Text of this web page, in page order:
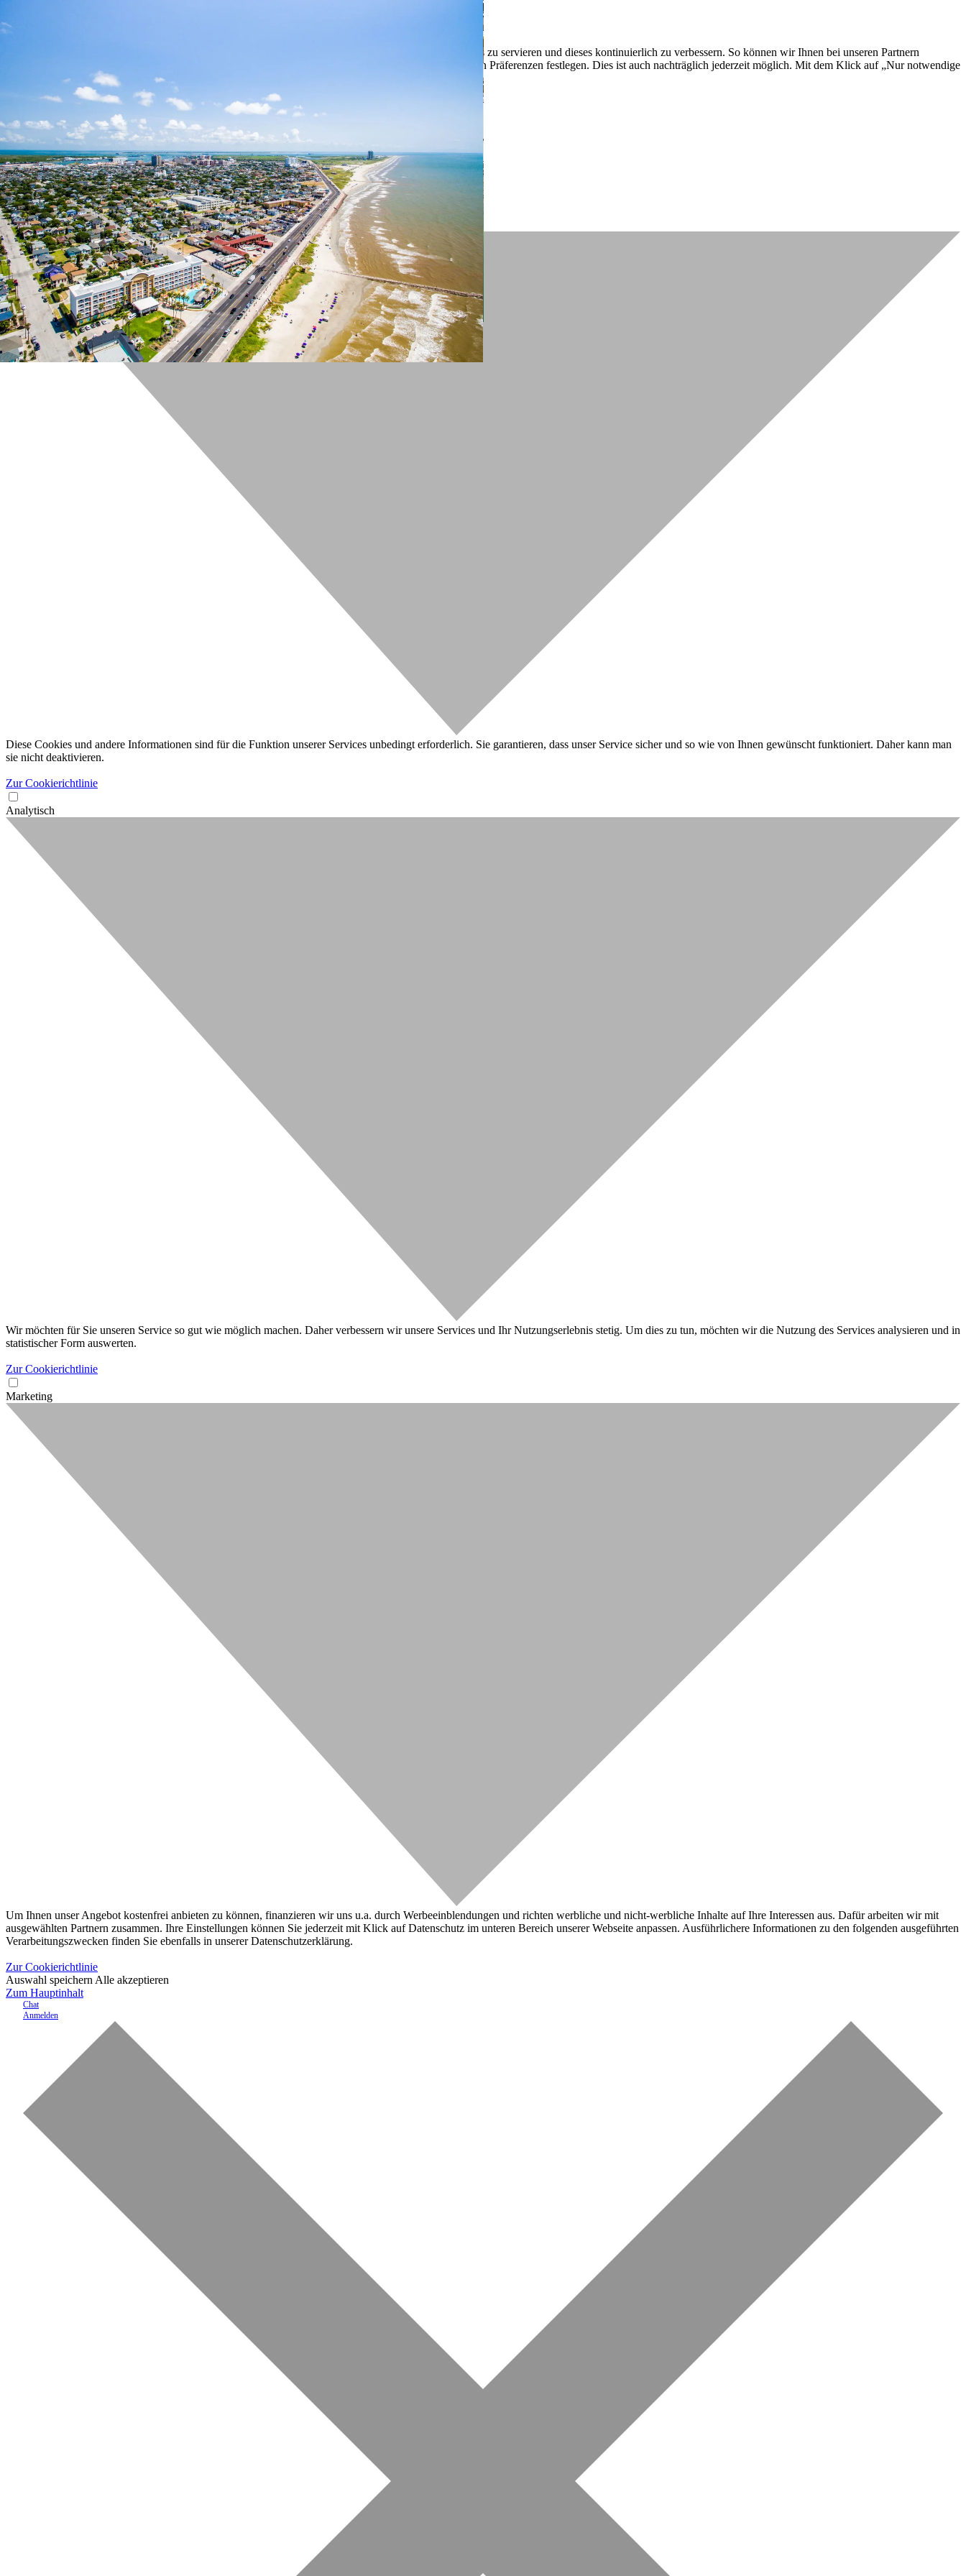
Mit dem Klick auf „geht klar” ermöglichen Sie uns Ihnen über Cookies ein verbessertes Nutzungserlebnis zu servieren und dieses kontinuierlich zu verbessern. So können wir Ihnen bei unseren Partnern
personalisierte Werbung und passende Angebote anzeigen. Über „anpassen” können Sie Ihre persönlichen Präferenzen festlegen. Dies ist auch nachträglich jederzeit möglich. Mit dem Klick auf „Nur notwendige
Cookies” werden lediglich technisch notwendige Cookies gespeichert.
Geht klar
Datenschutzerklärung
Impressum
« zurück
Ihre Cookie-Präferenzen verwalten
Wählen Sie, welche Cookies Sie auf check24.de akzeptieren.
Die Cookierichtlinie finden Siehier.
Notwendig
Diese Cookies und andere Informationen sind für die Funktion unserer Services unbedingt erforderlich. Sie garantieren, dass unser Service sicher und so wie von Ihnen gewünscht funktioniert. Daher kann man
sie nicht deaktivieren.
Zur Cookierichtlinie
Analytisch
Wir möchten für Sie unseren Service so gut wie möglich machen. Daher verbessern wir unsere Services und Ihr Nutzungserlebnis stetig. Um dies zu tun, möchten wir die Nutzung des Services analysieren und in
statistischer Form auswerten.
Zur Cookierichtlinie
Marketing
Um Ihnen unser Angebot kostenfrei anbieten zu können, finanzieren wir uns u.a. durch Werbeeinblendungen und richten werbliche und nicht-werbliche Inhalte auf Ihre Interessen aus. Dafür arbeiten wir mit
ausgewählten Partnern zusammen. Ihre Einstellungen können Sie jederzeit mit Klick auf Datenschutz im unteren Bereich unserer Webseite anpassen. Ausführlichere Informationen zu den folgenden ausgeführten
Verarbeitungszwecken finden Sie ebenfalls in unserer Datenschutzerklärung.
Zur Cookierichtlinie
Auswahl speichern Alle akzeptieren
Zum Hauptinhalt
Chat
Anmelden